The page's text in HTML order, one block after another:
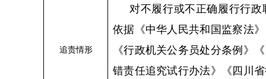
追责情形
对不履行或不正确履行行
依据《中华人民共和国监察法
《行政机关公务员处分条例》
错责任追究试行办法》《四川